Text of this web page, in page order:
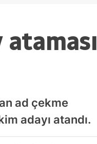
ad çekme
adayı atandı.